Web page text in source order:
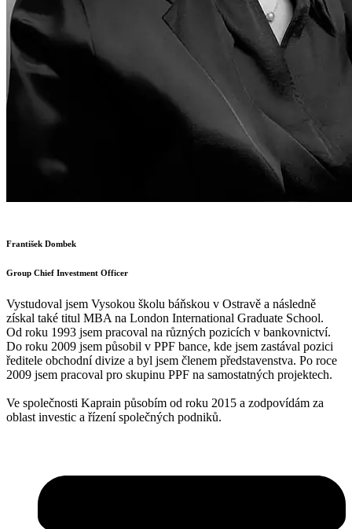
František Dombek
Group Chief Investment Officer
Vystudoval jsem Vysokou školu báňskou v Ostravě a následně
získal také titul MBA na London International Graduate School.
Od roku 1993 jsem pracoval na různých pozicích v bankovnictví.
Do roku 2009 jsem působil v PPF bance, kde jsem zastával pozici
ředitele obchodní divize a byl jsem členem představenstva. Po roce
2009 jsem pracoval pro skupinu PPF na samostatných projektech.
Ve společnosti Kaprain působím od roku 2015 a zodpovídám za
oblast investic a řízení společných podniků.